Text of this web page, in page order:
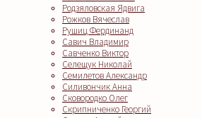
Родзяловская Ядвига
Рожков Вячеслав
Рушиц Фердинанд
Савич Владимир
Савченко Виктор
Селещук Николай
Семилетов Александр
Силивончик Анна
Сковородко Олег
Скрипниченко Георгий